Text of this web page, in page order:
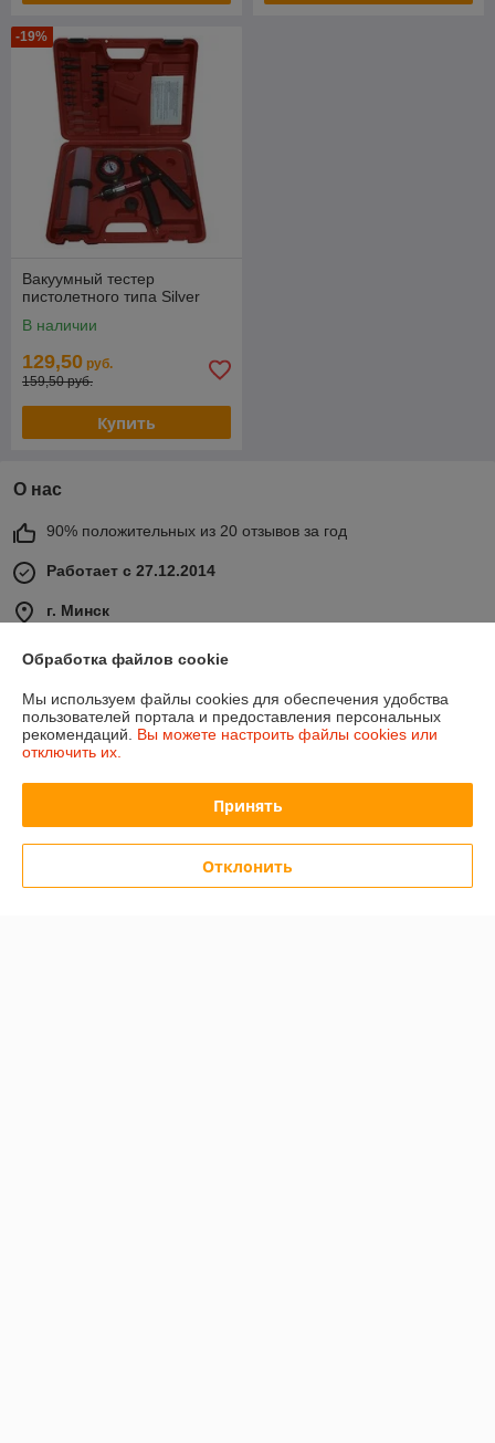
-19%
Вакуумный тестер
пистолетного типа Silver
В наличии
129,50 руб.
159,50 руб.
Купить
О нас
90% положительных из 20 отзывов за год
Работает с 27.12.2014
г. Минск
г. Минск, ул. Тимирязева, 114, 2 этаж, пав. 2046, Минск,
Сегодня работает с 09:00 до 16:00
Показать весь график работы
501 отзыва за всё время
Обработка файлов cookie
Мы используем файлы cookies для обеспечения удобства
пользователей портала и предоставления персональных
рекомендаций. Вы можете настроить файлы cookies или
отключить их.
Принять
Отклонить